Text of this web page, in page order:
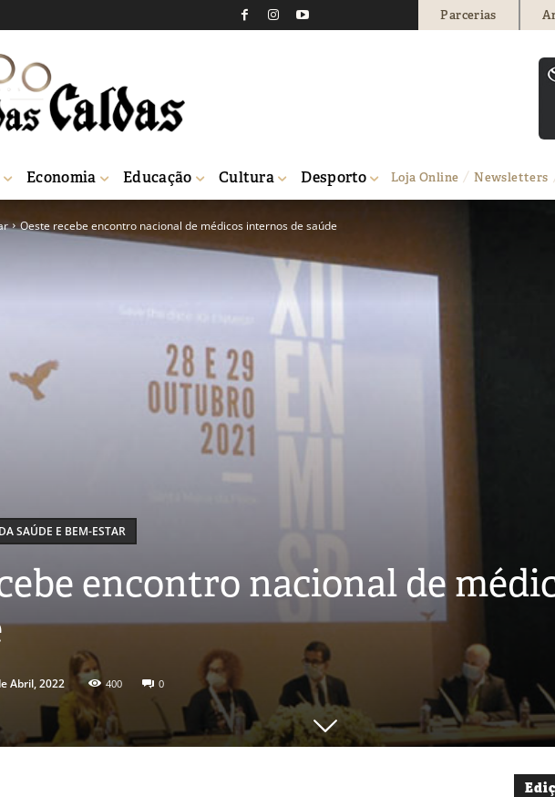
Parcerias
Economia Educação Cultura Desporto Loja Online Newsletters
Oeste recebe encontro nacional de médicos internos de saúde
SAÚDE E BEM-ESTAR
encontro nacional de
Abril, 2022 400 0